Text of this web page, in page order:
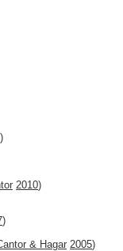
)
2010)
)
& Hagar 2005)